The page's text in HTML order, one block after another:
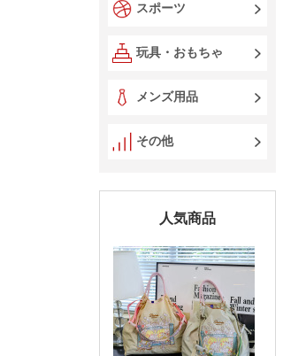
スポーツ
玩具・おもちゃ
メンズ用品
その他
人気商品